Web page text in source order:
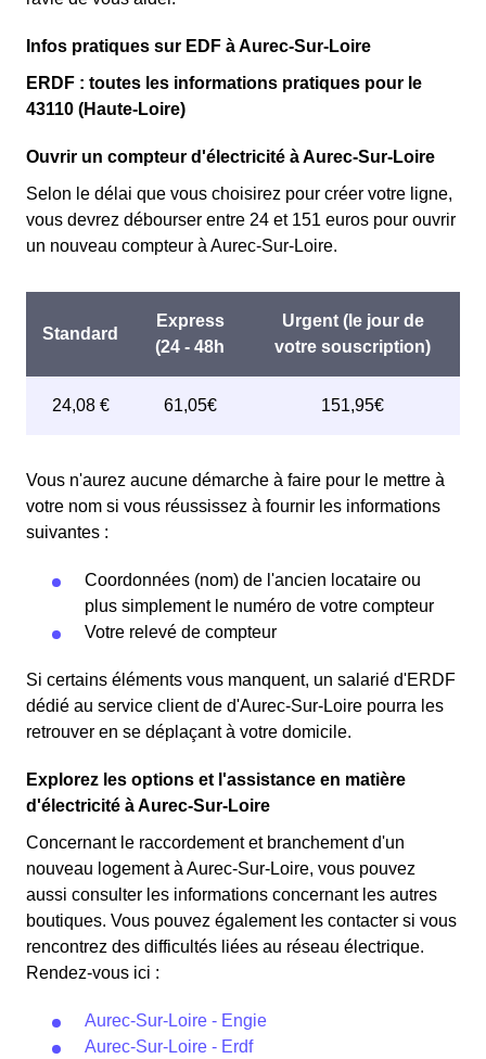
Infos pratiques sur EDF à Aurec-Sur-Loire
ERDF : toutes les informations pratiques pour le
43110 (Haute-Loire)
Ouvrir un compteur d'électricité à Aurec-Sur-Loire
Selon le délai que vous choisirez pour créer votre ligne,
vous devrez débourser entre 24 et 151 euros pour ouvrir
un nouveau compteur à Aurec-Sur-Loire.
Vous n'aurez aucune démarche à faire pour le mettre à
votre nom si vous réussissez à fournir les informations
suivantes :
Coordonnées (nom) de l'ancien locataire ou
plus simplement le numéro de votre compteur
Votre relevé de compteur
Si certains éléments vous manquent, un salarié d'ERDF
dédié au service client de d'Aurec-Sur-Loire pourra les
retrouver en se déplaçant à votre domicile.
Explorez les options et l'assistance en matière
d'électricité à Aurec-Sur-Loire
Concernant le raccordement et branchement d'un
nouveau logement à Aurec-Sur-Loire, vous pouvez
aussi consulter les informations concernant les autres
boutiques. Vous pouvez également les contacter si vous
rencontrez des difficultés liées au réseau électrique.
Rendez-vous ici :
Aurec-Sur-Loire - Engie
Aurec-Sur-Loire - Erdf